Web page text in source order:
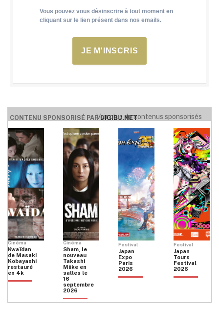
Vous pouvez vous désinscrire à tout moment en
cliquant sur le lien présent dans nos emails.
JE M'INSCRIS
CONTENU SPONSORISÉ PARDIGIBU.NET
Voir plus de contenus sponsorisés
Cinéma
Kwaïdan
de Masaki
Kobayashi
restauré
en 4k
Cinéma
Sham, le
nouveau
Takashi
Miike en
salles le
16
septembre
2026
Festival
Japan
Expo
Paris
2026
Festival
Japan
Tours
Festival
2026